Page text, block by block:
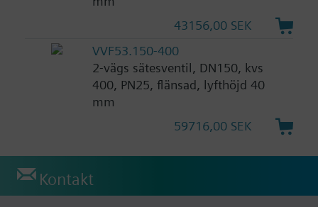
43156,00 SEK
VVF53.150-400
2-vägs sätesventil, DN150, kvs
400, PN25, flänsad, lyfthöjd 40
mm
59716,00 SEK
Kontakt